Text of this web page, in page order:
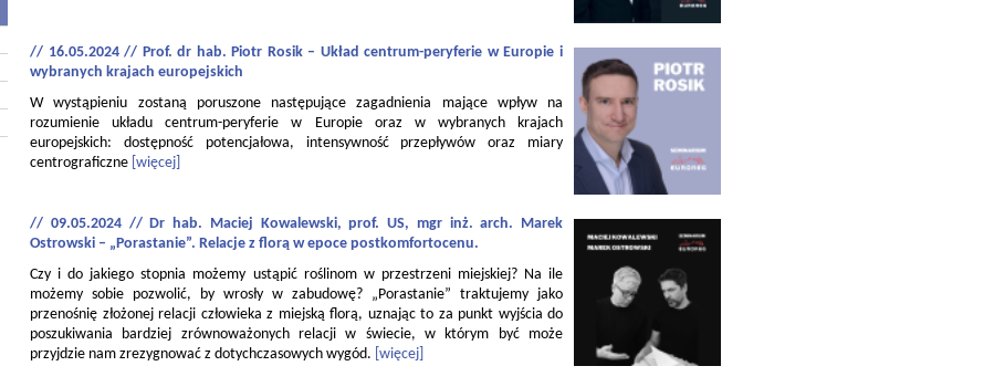
// 16.05.2024 // Prof. dr hab. Piotr Rosik – Układ centrum-peryferie w Europie i
wybranych krajach europejskich
W wystąpieniu zostaną poruszone następujące zagadnienia mające wpływ na
rozumienie układu centrum-peryferie w Europie oraz w wybranych krajach
europejskich: dostępność potencjałowa, intensywność przepływów oraz miary
centrograficzne [więcej]
// 09.05.2024 // Dr hab. Maciej Kowalewski, prof. US, mgr inż. arch. Marek
Ostrowski – „Porastanie”. Relacje z florą w epoce postkomfortocenu.
Czy i do jakiego stopnia możemy ustąpić roślinom w przestrzeni miejskiej? Na ile
możemy sobie pozwolić, by wrosły w zabudowę? „Porastanie” traktujemy jako
przenośnię złożonej relacji człowieka z miejską florą, uznając to za punkt wyjścia do
poszukiwania bardziej zrównoważonych relacji w świecie, w którym być może
przyjdzie nam zrezygnować z dotychczasowych wygód. [więcej]